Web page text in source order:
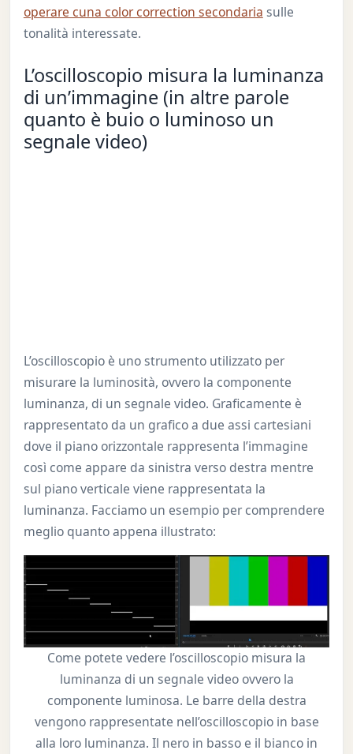
operare cuna color correction secondaria sulle
tonalità interessate.
L’oscilloscopio misura la luminanza
di un’immagine (in altre parole
quanto è buio o luminoso un
segnale video)
L’oscilloscopio è uno strumento utilizzato per
misurare la luminosità, ovvero la componente
luminanza, di un segnale video. Graficamente è
rappresentato da un grafico a due assi cartesiani
dove il piano orizzontale rappresenta l’immagine
così come appare da sinistra verso destra mentre
sul piano verticale viene rappresentata la
luminanza. Facciamo un esempio per comprendere
meglio quanto appena illustrato:
Come potete vedere l’oscilloscopio misura la
luminanza di un segnale video ovvero la
componente luminosa. Le barre della destra
vengono rappresentate nell’oscilloscopio in base
alla loro luminanza. Il nero in basso e il bianco in